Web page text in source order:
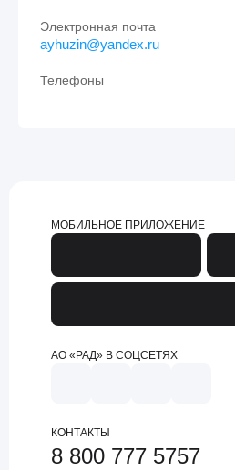
Электронная почта
ayhuzin@yandex.ru
Телефоны
МОБИЛЬНОЕ ПРИЛОЖЕНИЕ
АО «РАД» В СОЦСЕТЯХ
КОНТАКТЫ
8 800 777 5757